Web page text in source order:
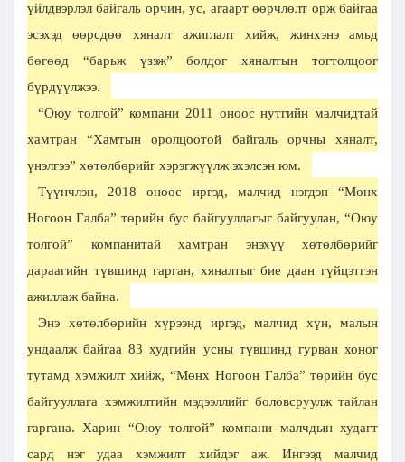
үйлдвэрлэл байгаль орчин, ус, агаарт өөрчлөлт орж байгаа
эсэхэд өөрсдөө хяналт ажиглалт хийж, жинхэнэ амьд
бөгөөд “барьж үзэж” болдог хяналтын тогтолцоог
бүрдүүлжээ.
“Оюу толгой” компани 2011 оноос нутгийн малчидтай
хамтран “Хамтын оролцоотой байгаль орчны хяналт,
үнэлгээ” хөтөлбөрийг хэрэгжүүлж эхэлсэн юм.
Түүнчлэн, 2018 оноос иргэд, малчид нэгдэн “Мөнх
Ногоон Галба” төрийн бус байгууллагыг байгуулан, “Оюу
толгой” компанитай хамтран энэхүү хөтөлбөрийг
дараагийн түвшинд гарган, хяналтыг бие даан гүйцэтгэн
ажиллаж байна.
Энэ хөтөлбөрийн хүрээнд иргэд, малчид хүн, малын
ундаалж байгаа 83 худгийн усны түвшинд гурван хоног
тутамд хэмжилт хийж, “Мөнх Ногоон Галба” төрийн бус
байгууллага хэмжилтийн мэдээллийг боловсруулж тайлан
гаргана. Харин “Оюу толгой” компани малчдын худагт
сард нэг удаа хэмжилт хийдэг аж. Ингээд малчид